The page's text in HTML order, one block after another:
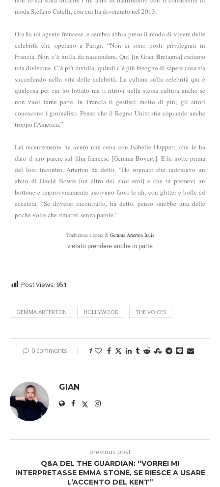
moda Stefano Catelli, con cui ha divorziato nel 2013.
Ora ha un agente francese, e sembra abbia preso il modo di vivere delle
celebrità che operano a Parigi. “Non ci sono posti privilegiati in
Francia. Non c’è nulla da nascondere. Qui [in Gran Bretagna] creiamo
una divisione. C’è più invidia, quindi c’è più bisogno di sapere cosa sta
succedendo nella vita delle celebrità. La cultura sulla celebrità qui è
qualcosa per cui ho lottato ma ti ritrovi nella stessa cultura anche se
non vuoi farne parte. In Francia ti gestisci molto di più; gli attori
conoscono i giornalisti. Penso che il Regno Unito stia copiando anche
troppo l’America.”
Lei recentemente ha avuto una cena con Isabelle Huppert, che le ha
dato il suo parere sul film francese [Gemma Bovery]. E la notte prima
del loro incontro, Arterton ha detto, “Ho sognato che indossavo un
abito di David Bowie [un altro dei suoi eroi] e che tu premevi un
bottone e improvvisamente uscivano fuori le ali, con glitter e bolle ed
eccetera. “Se dovessi incontrarlo, ha detto, penso sarebbe una delle
poche volte che rimarrei senza parole.”
Traduzione a opera di Gemma Arterton Italia
vietato prendere anche in parte
Post Views: 951
GEMMA ARTERTON HOLLYWOOD THE VOICES
0 comments 1
GIAN
previous post
Q&A DEL THE GUARDIAN: “VORREI MI
INTERPRETASSE EMMA STONE, SE RIESCE A USARE
L’ACCENTO DEL KENT”